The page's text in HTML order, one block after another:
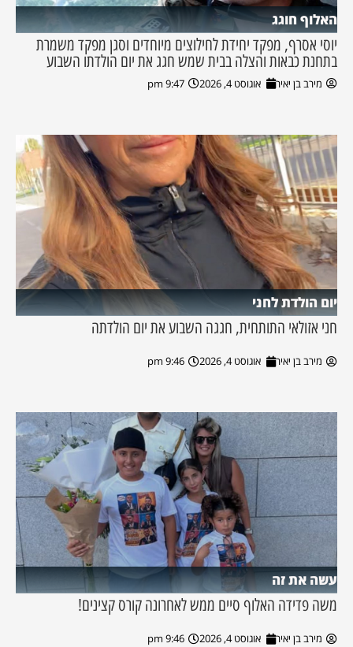
האלוף חוגג
יוסי אסרף, מפקד יחידת לחילוצים מיוחדים וסגן מפקד משמרת
בתחנת כבאות והצלה בבית שמש חגג את יום הולדתו השבוע
מירב בן יאיר אוגוסט 4, 2026 9:47 pm
יום הולדת לחני
חני אזולאי התותחית, חגגה השבוע את יום הולדתה
מירב בן יאיר אוגוסט 4, 2026 9:46 pm
עשה את זה
משה פדידה האלוף סיים ממש לאחרונה קורס קצינים!
מירב בן יאיר אוגוסט 4, 2026 9:46 pm